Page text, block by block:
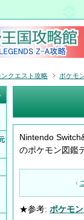
Nintendo
のポケモン図鑑
‹
★参考: ポケモ
ンクエスト攻略 ポケモ